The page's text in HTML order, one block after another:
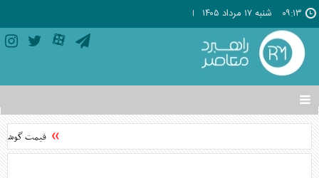
۰۹:۱۳ شنبه ۱۷ مرداد ۱۴۰۵
تغییر
وضعیت
منوی
ها
قیمت گوشی‌های